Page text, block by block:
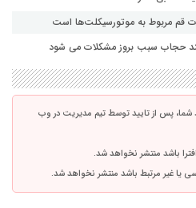
قم مربوط به موتورسیکلت‌ها است
حجاب سبب بروز مشکلات می شود
پس از تایید توسط تیم مدیریت در وب
باشد منتشر نخواهد شد.
یا غیر مرتبط باشد منتشر نخواهد شد.